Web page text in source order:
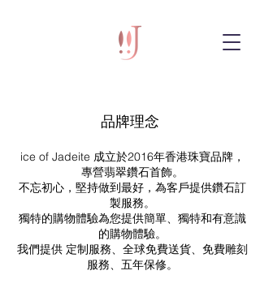
品牌理念
ice of Jadeite 成立於2016年香港珠寶品牌，
專營翡翠鑽石首飾。
不忘初心，堅持做到最好， 為客戶提供鑽石訂
製服務。
獨特的購物體驗為您提供簡單、獨特和有意識
的購物體驗。
我們提供 定制服務、全球免費送貨、免費雕刻
服務、五年保修。